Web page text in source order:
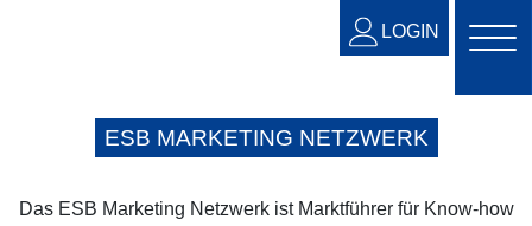
LOGIN
ESB MARKETING NETZWERK
Das ESB Marketing Netzwerk ist Marktführer für Know-how